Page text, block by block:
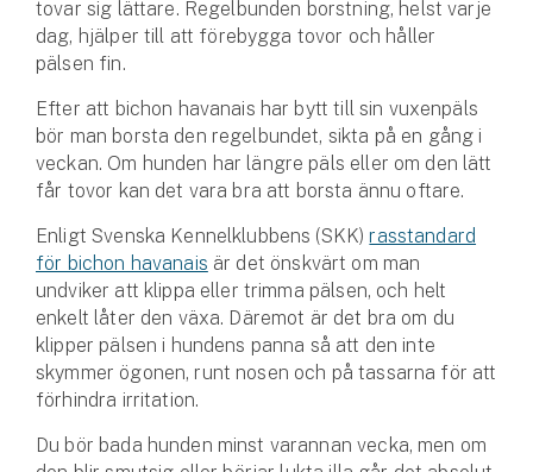
tovar sig lättare. Regelbunden borstning, helst varje
dag, hjälper till att förebygga tovor och håller
pälsen fin.
Efter att bichon havanais har bytt till sin vuxenpäls
bör man borsta den regelbundet, sikta på en gång i
veckan. Om hunden har längre päls eller om den lätt
får tovor kan det vara bra att borsta ännu oftare.
Enligt Svenska Kennelklubbens (SKK)rasstandard
för bichon havanais är det önskvärt om man
undviker att klippa eller trimma pälsen, och helt
enkelt låter den växa. Däremot är det bra om du
klipper pälsen i hundens panna så att den inte
skymmer ögonen, runt nosen och på tassarna för att
förhindra irritation.
Du bör bada hunden minst varannan vecka, men om